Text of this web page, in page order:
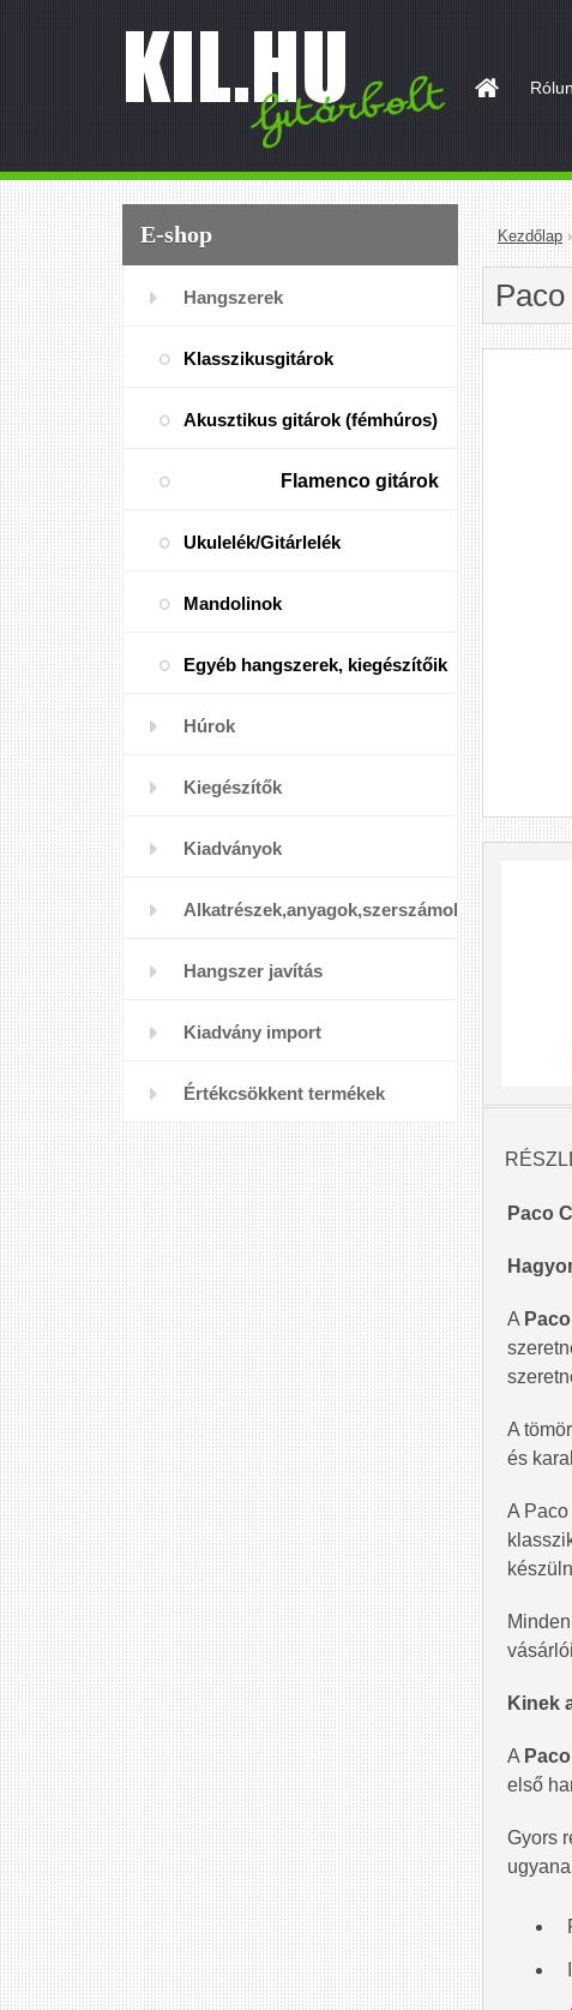
E-shop
Hangszerek
Klasszikusgitárok
Akusztikus gitárok (fémhúros)
Flamenco gitárok
Ukulelék/Gitárlelék
Mandolinok
Egyéb hangszerek, kiegészítőik
Húrok
Kiegészítők
Kiadványok
Alkatrészek,anyagok,szerszámok
Hangszer javítás
Kiadvány import
Értékcsökkent termékek
Kezdőlap
Paco
A
A
és
A
Kinek
A
első
Gyors